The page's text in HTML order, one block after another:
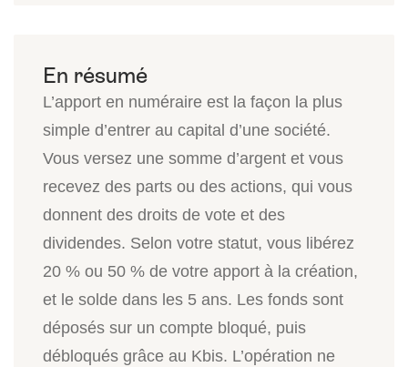
L’apport en numéraire est la façon la plus
simple d’entrer au capital d’une société.
Vous versez une somme d’argent et vous
recevez des parts ou des actions, qui vous
donnent des droits de vote et des
dividendes. Selon votre statut, vous libérez
20 % ou 50 % de votre apport à la création,
et le solde dans les 5 ans. Les fonds sont
déposés sur un compte bloqué, puis
débloqués grâce au Kbis. L’opération ne